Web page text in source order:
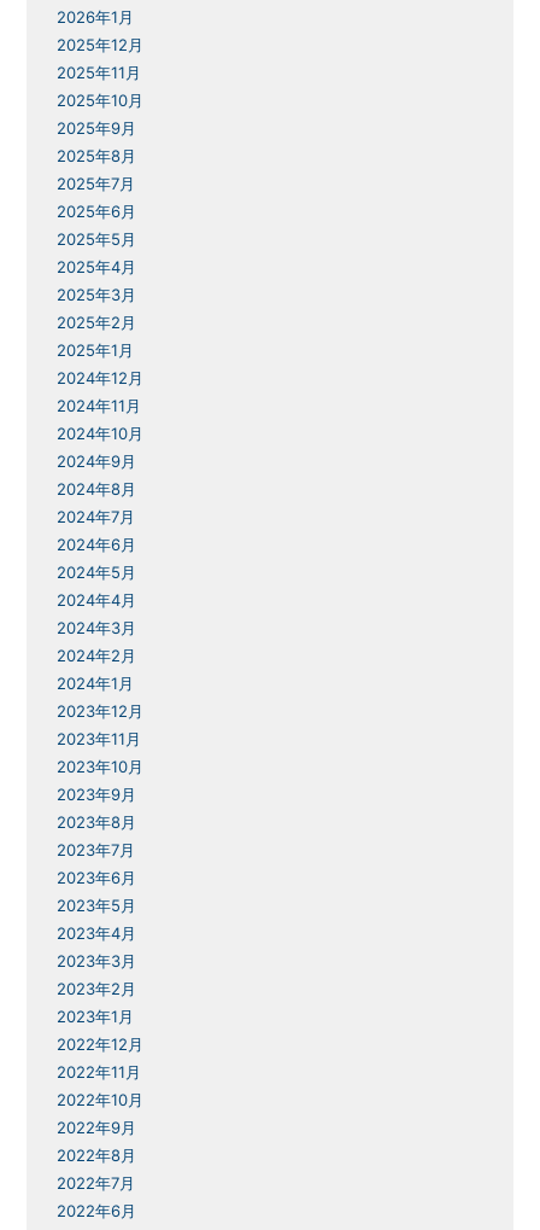
2026年1月
2025年12月
2025年11月
2025年10月
2025年9月
2025年8月
2025年7月
2025年6月
2025年5月
2025年4月
2025年3月
2025年2月
2025年1月
2024年12月
2024年11月
2024年10月
2024年9月
2024年8月
2024年7月
2024年6月
2024年5月
2024年4月
2024年3月
2024年2月
2024年1月
2023年12月
2023年11月
2023年10月
2023年9月
2023年8月
2023年7月
2023年6月
2023年5月
2023年4月
2023年3月
2023年2月
2023年1月
2022年12月
2022年11月
2022年10月
2022年9月
2022年8月
2022年7月
2022年6月